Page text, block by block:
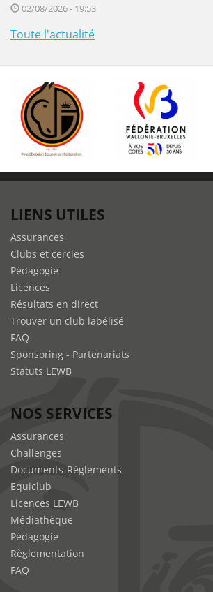
02/08/2026 - 19:53
Toute l'actualité
LIENS UTILES
Assurances
Clubs et cercles
Pédagogie
Licences
Résultats en direct
Trouver un club labélisé
FAQ
Sponsoring - Partenariats
Statuts LEWB
NOS SERVICES
Assurances
Challenges
Documents-Règlements
Equiclub
Licences LEWB
Médiathèque
Pédagogie
Règlementation
FAQ